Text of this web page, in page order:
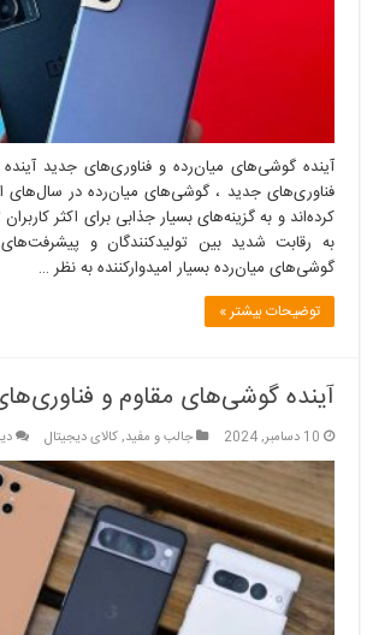
آینده گوشی‌های میان‌رده و فناوری‌های جدید
فناوری‌های جدید ، گوشی‌های میان‌رده در
کرده‌اند و به گزینه‌های بسیار جذابی برای اکثر
به رقابت شدید بین تولیدکنندگان و
گوشی‌های میان‌رده بسیار امیدوارکننده به نظر …
توضیحات بیشتر »
آینده گوشی‌های مقاوم و
10 دسامبر, 2024 جالب و مفید,کالای دیجیتال